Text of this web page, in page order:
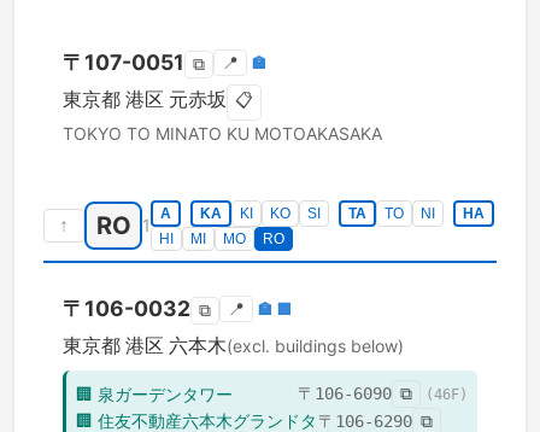
〒 107-0051 ⧉ 📍 🏣
東京都 港区 元赤坂 📋
TOKYO TO MINATO KU MOTOAKASAKA
↑ RO 1
A KA KI KO SI TA TO NI
HA
HI
MI MO RO
〒 106-0032 ⧉ 📍 🏣 🏢
東京都 港区 六本木(excl. buildings below)
🏢 泉ガーデンタワー 〒 106-6090 ⧉ (46F)
🏢 住友不動産六本木グランドタ 〒 106-6290 ⧉